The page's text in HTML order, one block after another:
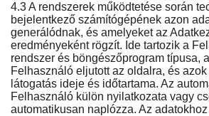
4.3 A rendszerek működtetése során
bejelentkező számítógépének azon
generálódnak, és amelyeket az
eredményeként rögzít. Ide tartozik a
rendszer és böngészőprogram típusa,
Felhasználó eljutott az oldalra, és
látogatás ideje és időtartama. Az
Felhasználó külön nyilatkozata vagy
automatikusan naplózza. Az